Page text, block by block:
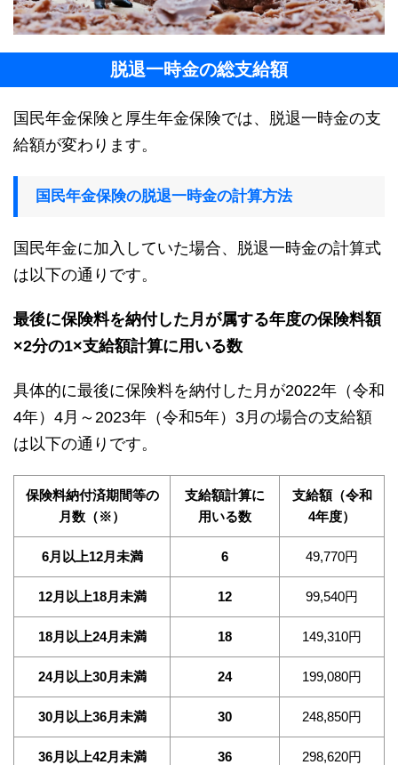
脱退一時金の総支給額
国民年金保険と厚生年金保険では、脱退一時金の支
給額が変わります。
国民年金保険の脱退一時金の計算方法
国民年金に加入していた場合、脱退一時金の計算式
は以下の通りです。
最後に保険料を納付した月が属する年度の保険料額
×2分の1×支給額計算に用いる数
具体的に最後に保険料を納付した月が2022年（令和
4年）4月～2023年（令和5年）3月の場合の支給額
は以下の通りです。
保険料納付済期間等の
月数（※）
支給額計算に
用いる数
支給額（令和
4年度）
6月以上12月未満 6 49,770円
12月以上18月未満 12 99,540円
18月以上24月未満 18 149,310円
24月以上30月未満 24 199,080円
30月以上36月未満 30 248,850円
36月以上42月未満 36 298,620円